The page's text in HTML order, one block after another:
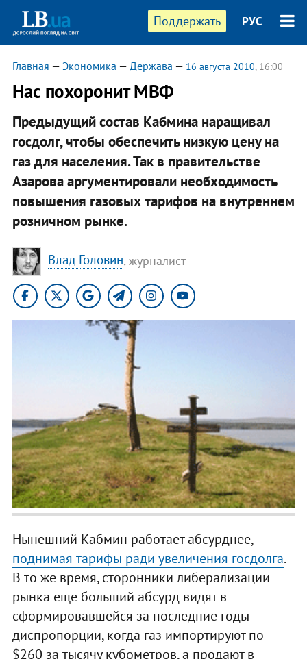
Поддержать РУС
Главная — Экономика — Держава — 16 августа 2010, 16:00
​Нас похоронит МВФ
Предыдущий состав Кабмина наращивал
госдолг, чтобы обеспечить низкую цену на
газ для населения. Так в правительстве
Азарова аргументировали необходимость
повышения газовых тарифов на внутреннем
розничном рынке.
Влад Головин, журналист
Нынешний Кабмин работает абсурднее,
поднимая тарифы ради увеличения госдолга.
В то же время, сторонники либерализации
рынка еще больший абсурд видят в
сформировавшейся за последние годы
диспропорции, когда газ импортируют по
$260 за тысячу кубометров, а продают в